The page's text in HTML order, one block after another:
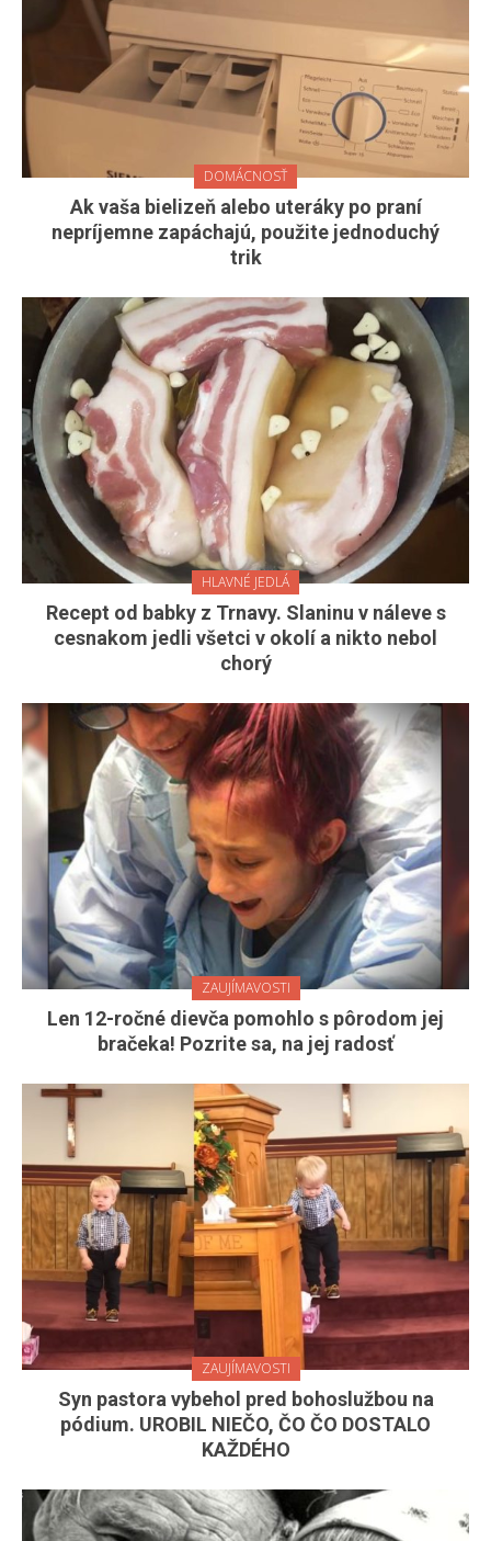
DOMÁCNOSŤ
Ak vaša bielizeň alebo uteráky po praní
nepríjemne zapáchajú, použite jednoduchý
trik
HLAVNÉ JEDLÁ
Recept od babky z Trnavy. Slaninu v náleve s
cesnakom jedli všetci v okolí a nikto nebol
chorý
ZAUJÍMAVOSTI
Len 12-ročné dievča pomohlo s pôrodom jej
bračeka! Pozrite sa, na jej radosť
ZAUJÍMAVOSTI
Syn pastora vybehol pred bohoslužbou na
pódium. UROBIL NIEČO, ČO ČO DOSTALO
KAŽDÉHO